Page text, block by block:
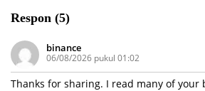
Respon (5)
binance
06/08/2026 pukul 01:02
Thanks for sharing. I read many of your